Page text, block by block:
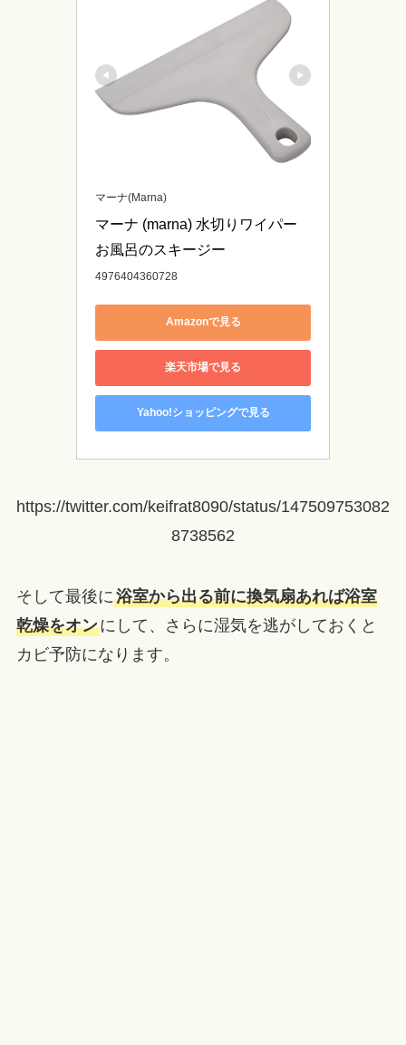
マーナ(Marna)
マーナ (marna) 水切りワイパー
お風呂のスキージー
4976404360728
Amazonで見る
楽天市場で見る
Yahoo!ショッピングで見る
https://twitter.com/keifrat8090/status/147509753082
8738562
そして最後に浴室から出る前に換気扇あれば浴室
乾燥をオンにして、さらに湿気を逃がしておくと
カビ予防になります。